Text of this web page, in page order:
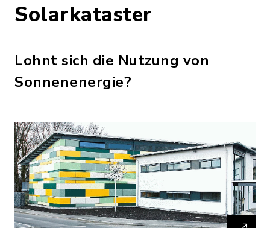
Solarkataster
Lohnt sich die Nutzung von
Sonnenenergie?